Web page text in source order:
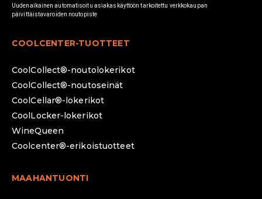
Uudenaikainen automatisoitu asiakaskäyttöön tarkoitettu verkkokaupan
päivittäistavaroiden noutopiste
COOLCENTER-TUOTTEET
CoolCollect®-noutolokerikot
CoolCollect®-noutoseinät
CoolCellar®-lokerikot
CoolLocker-lokerikot
WineQueen
Coolcenter®-erikoistuotteet
MAAHANTUONTI